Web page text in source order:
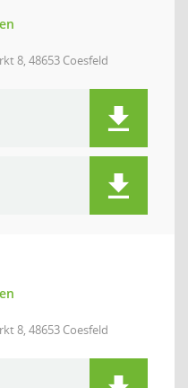
8, 48653 Coesfeld
8, 48653 Coesfeld